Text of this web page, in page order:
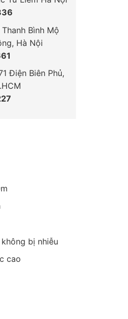
Bình Mộ
Hà Nội
Điện Biên Phủ,
bị nhiễu
cao